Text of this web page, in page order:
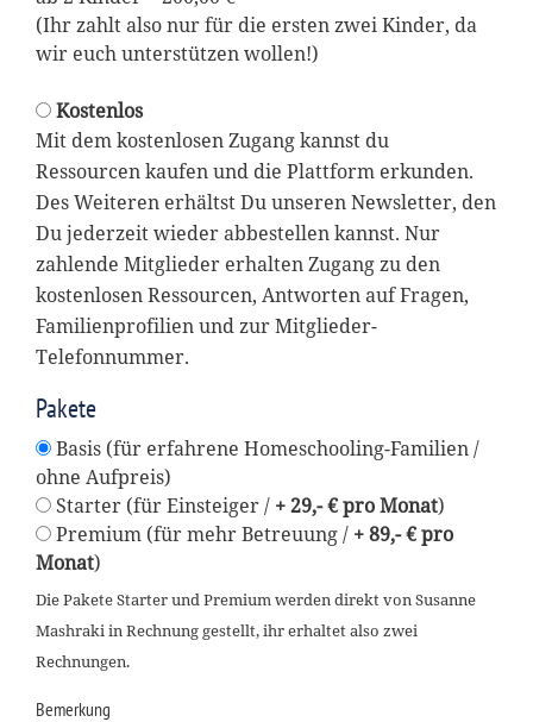
(Ihr zahlt also nur für die ersten zwei Kinder, da
wir euch unterstützen wollen!)
Kostenlos
Mit dem kostenlosen Zugang kannst du
Ressourcen kaufen und die Plattform erkunden.
Des Weiteren erhältst Du unseren Newsletter, den
Du jederzeit wieder abbestellen kannst. Nur
zahlende Mitglieder erhalten Zugang zu den
kostenlosen Ressourcen, Antworten auf Fragen,
Familienprofilien und zur Mitglieder-
Telefonnummer.
Pakete
Basis (für erfahrene Homeschooling-Familien /
ohne Aufpreis)
Starter (für Einsteiger / + 29,- € pro Monat)
Premium (für mehr Betreuung / + 89,- € pro
Monat)
Die Pakete Starter und Premium werden direkt von Susanne
Mashraki in Rechnung gestellt, ihr erhaltet also zwei
Rechnungen.
Bemerkung